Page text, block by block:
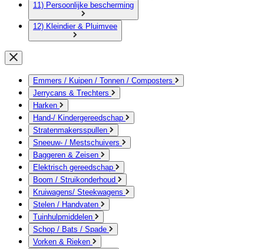
11) Persoonlijke bescherming
12) Kleindier & Pluimvee
Emmers / Kuipen / Tonnen / Composters
Jerrycans & Trechters
Harken
Hand-/ Kindergereedschap
Stratenmakersspullen
Sneeuw- / Mestschuivers
Baggeren & Zeisen
Elektrisch gereedschap
Boom / Struikonderhoud
Kruiwagens/ Steekwagens
Stelen / Handvaten
Tuinhulpmiddelen
Schop / Bats / Spade
Vorken & Rieken